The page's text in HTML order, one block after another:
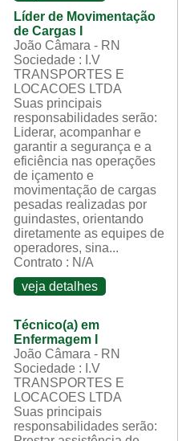
Líder de Movimentação
de Cargas I
João Câmara - RN
Sociedade : I.V
TRANSPORTES E
LOCACOES LTDA
Suas principais
responsabilidades serão:
Liderar, acompanhar e
garantir a segurança e a
eficiência nas operações
de içamento e
movimentação de cargas
pesadas realizadas por
guindastes, orientando
diretamente as equipes de
operadores, sina...
Contrato : N/A
veja detalhes
Técnico(a) em
Enfermagem I
João Câmara - RN
Sociedade : I.V
TRANSPORTES E
LOCACOES LTDA
Suas principais
responsabilidades serão: